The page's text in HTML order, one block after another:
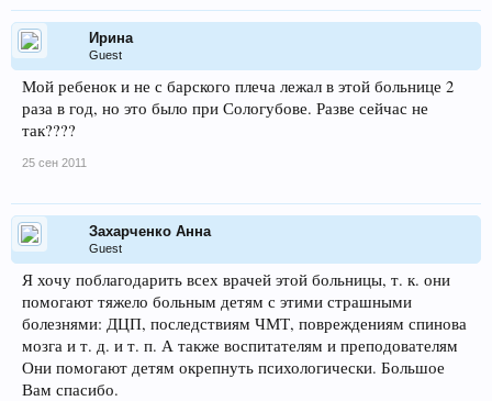
Ирина
Guest
Мой ребенок и не с барского плеча лежал в этой больнице 2
раза в год, но это было при Сологубове. Разве сейчас не
так????
25 сен 2011
Захарченко Анна
Guest
Я хочу поблагодарить всех врачей этой больницы, т. к. они
помогают тяжело больным детям с этими страшными
болезнями: ДЦП, последствиям ЧМТ, повреждениям спинова
мозга и т. д. и т. п. А также воспитателям и преподователям
Они помогают детям окрепнуть психологически. Большое
Вам спасибо.